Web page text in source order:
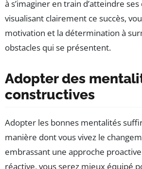
à s’imaginer en train d’atteindre ses
visualisant clairement ce succès,
motivation et la détermination à
obstacles qui se présentent.
Adopter des
constructives
Adopter les bonnes mentalités
manière dont vous vivez le
embrassant une approche
réactive, vous serez mieux équipé